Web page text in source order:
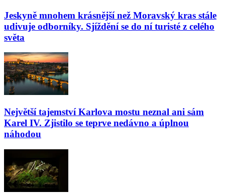
Jeskyně mnohem krásnější než Moravský kras stále
udivuje odborníky. Sjíždění se do ní turisté z celého
světa
Největší tajemství Karlova mostu neznal ani sám
Karel IV. Zjistilo se teprve nedávno a úplnou
náhodou